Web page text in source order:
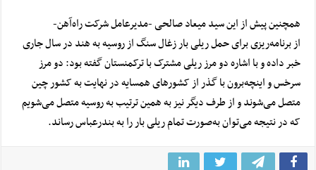
همچنین پیش از این سید میعاد صالحی -مدیرعامل شرکت راه‌آهن-
ازبرنامه‌ریزی برای حمل ریلی بار زغال سنگاز روسیه به هند در سال جاری
خبر داده و با اشاره دو مرز ریلی مشترک با ترکمنستان گفته بود: دو مرز
سرخس و اینچه‌برون با گذر از کشورهای همسایه در نهایت به کشور چین
متصل می‌شوند و از طرف دیگر نیز به همین ترتیب به روسیه متصل می‌شویم
که در نتیجه می‌توان به‌صورت تمام ریلی بار را به بندرعباس رساند.